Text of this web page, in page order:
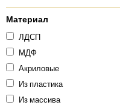
Материал
ЛДСП
МДФ
Акриловые
Из пластика
Из массива